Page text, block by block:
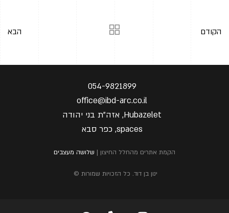
הקודם הבא
054-9821899
office@ibd-arc.co.il
Hubazelet, אזה"ת בני יהודה
spaces, כפר סבא
הקמת אתרים מהחלל החיצון | שלושה מעצבים
ינון בן דוד. כל הזכויות שמורות ©